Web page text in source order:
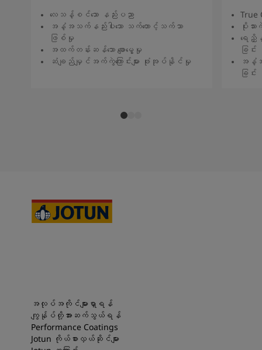
လေသန့်စင်သော နည်းပညာ
အနံ့အသက်နည်းပါးသော သက်တောင့်သက်သာ
ဖြစ်မှု
အထက်တန်းဆန်သော ချောမွေ့မှု
ဆံချည်မျှင်အက်ကွဲကြောင်းများ ဖုံးအုပ်နိုင်မှု
True
ပိုးသား
ရေညှိ
ခြင်း
အနံ့
ခြင်း
အလုပ်အကိုင်များရှာရန်
ကျွန်ုပ်တို့အားဆက်သွယ်ရန်
Performance Coatings
Jotun ကိုယ်စားလှယ်ဆိုင်များ